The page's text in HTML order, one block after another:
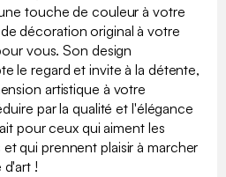
touche de couleur à votre
décoration original à votre
vous. Son design
le regard et invite à la détente,
artistique à votre
par la qualité et l'élégance
pour ceux qui aiment les
qui prennent plaisir à marcher
!